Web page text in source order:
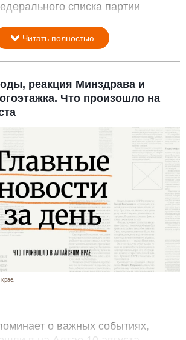
списка партии
Читать полностью
реакция Минздрава и
Что произошло на
о важных событиях,